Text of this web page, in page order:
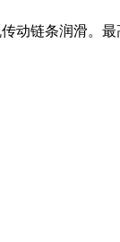
动链条润滑。